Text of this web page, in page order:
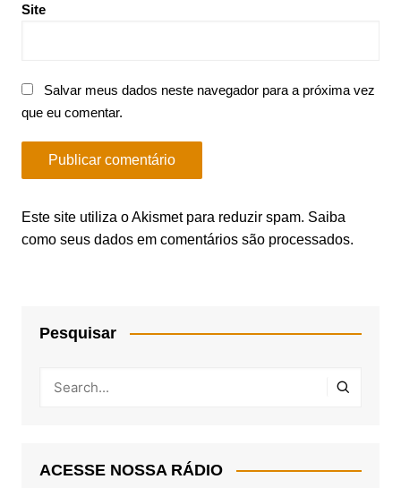
Site
Salvar meus dados neste navegador para a próxima vez
que eu comentar.
Este site utiliza o Akismet para reduzir spam. Saiba
como seus dados em comentários são processados.
Pesquisar
ACESSE NOSSA RÁDIO